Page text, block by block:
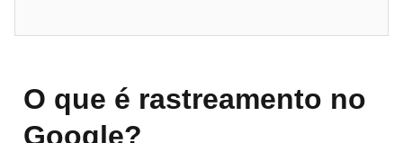
O que é rastreamento no
Google?